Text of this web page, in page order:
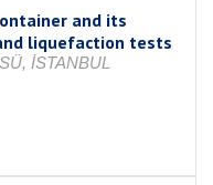
and its
liquefaction tests
İSTANBUL